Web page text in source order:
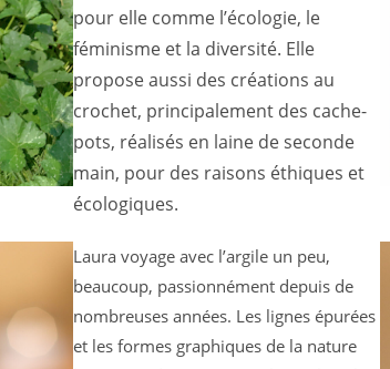
pour elle comme l’écologie, le
féminisme et la diversité. Elle
propose aussi des créations au
crochet, principalement des cache-
pots, réalisés en laine de seconde
main, pour des raisons éthiques et
écologiques.
Laura voyage avec l’argile un peu,
beaucoup, passionnément depuis de
nombreuses années. Les lignes épurées
et les formes graphiques de la nature